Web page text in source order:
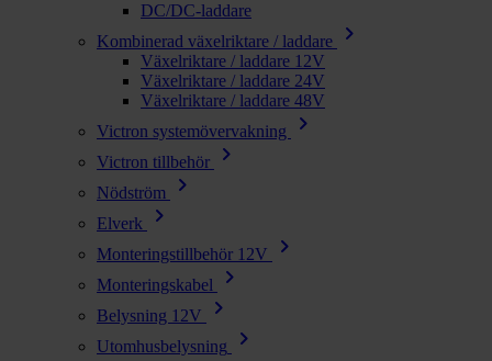
DC/DC-laddare
Kombinerad växelriktare / laddare
chevron_right
Växelriktare / laddare 12V
Växelriktare / laddare 24V
Växelriktare / laddare 48V
Victron systemövervakning
chevron_right
Victron tillbehör chevron_right
Nödström chevron_right
Elverk chevron_right
Monteringstillbehör 12V chevron_right
Monteringskabel chevron_right
Belysning 12V chevron_right
Utomhusbelysning chevron_right